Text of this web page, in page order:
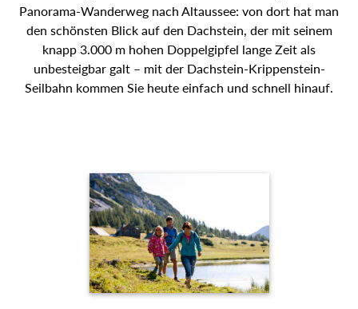
Panorama-Wanderweg nach Altaussee: von dort hat man
den schönsten Blick auf den Dachstein, der mit seinem
knapp 3.000 m hohen Doppelgipfel lange Zeit als
unbesteigbar galt – mit der Dachstein-Krippenstein-
Seilbahn kommen Sie heute einfach und schnell hinauf.